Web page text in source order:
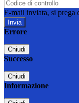
E-mail inviata, si prega
Errore
Chiudi
Successo
Chiudi
Informazione